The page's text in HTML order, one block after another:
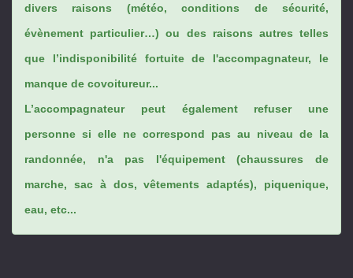
divers raisons (météo, conditions de sécurité,
évènement particulier…) ou des raisons autres telles
que l’indisponibilité fortuite de l'accompagnateur, le
manque de covoitureur...
L’accompagnateur peut également refuser une
personne si elle ne correspond pas au niveau de la
randonnée, n'a pas l'équipement (chaussures de
marche, sac à dos, vêtements adaptés), piquenique,
eau, etc...